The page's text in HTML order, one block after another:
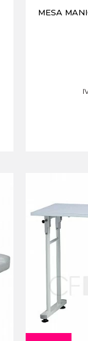
MESA